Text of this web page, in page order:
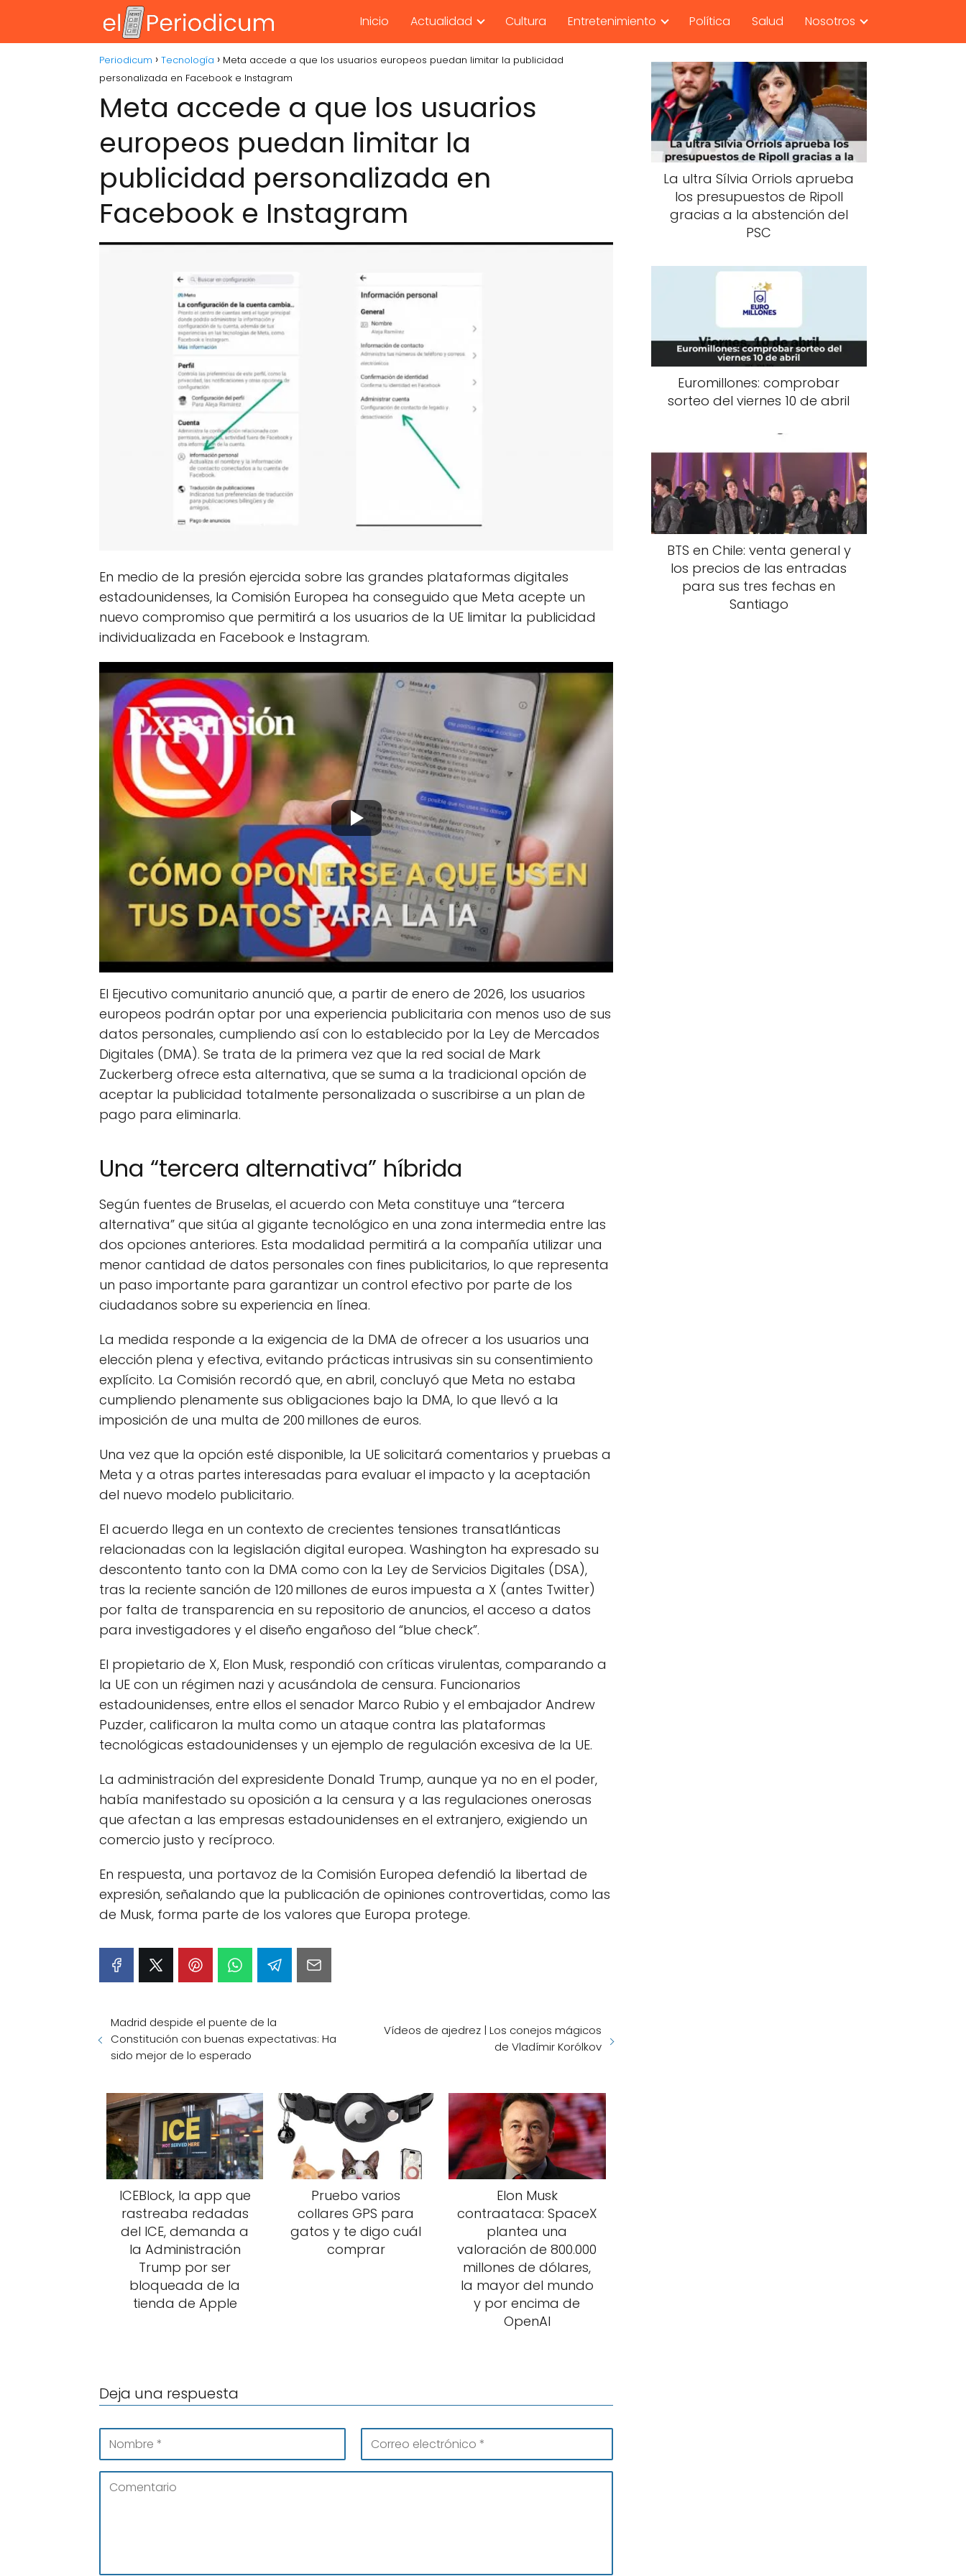
Inicio Actualidad Cultura Entretenimiento Política Salud Nosotros
Periodicum Tecnología
Meta accede a que los usuarios europeos puedan limitar la publicidad
personalizada en Facebook e Instagram
Meta accede a que los usuarios
europeos puedan limitar la
publicidad personalizada en
Facebook e Instagram
En medio de la presión ejercida sobre las grandes plataformas digitales
estadounidenses, la Comisión Europea ha conseguido que Meta acepte un
nuevo compromiso que permitirá a los usuarios de la UE limitar la publicidad
individualizada en Facebook e Instagram.
El Ejecutivo comunitario anunció que, a partir de enero de 2026, los usuarios
europeos podrán optar por una experiencia publicitaria con menos uso de sus
datos personales, cumpliendo así con lo establecido por la Ley de Mercados
Digitales (DMA). Se trata de la primera vez que la red social de Mark
Zuckerberg ofrece esta alternativa, que se suma a la tradicional opción de
aceptar la publicidad totalmente personalizada o suscribirse a un plan de
pago para eliminarla.
Una “tercera alternativa” híbrida
Según fuentes de Bruselas, el acuerdo con Meta constituye una “tercera
alternativa” que sitúa al gigante tecnológico en una zona intermedia entre las
dos opciones anteriores. Esta modalidad permitirá a la compañía utilizar una
menor cantidad de datos personales con fines publicitarios, lo que representa
un paso importante para garantizar un control efectivo por parte de los
ciudadanos sobre su experiencia en línea.
La medida responde a la exigencia de la DMA de ofrecer a los usuarios una
elección plena y efectiva, evitando prácticas intrusivas sin su consentimiento
explícito. La Comisión recordó que, en abril, concluyó que Meta no estaba
cumpliendo plenamente sus obligaciones bajo la DMA, lo que llevó a la
imposición de una multa de 200 millones de euros.
Una vez que la opción esté disponible, la UE solicitará comentarios y pruebas a
Meta y a otras partes interesadas para evaluar el impacto y la aceptación
del nuevo modelo publicitario.
El acuerdo llega en un contexto de crecientes tensiones transatlánticas
relacionadas con la legislación digital europea. Washington ha expresado su
descontento tanto con la DMA como con la Ley de Servicios Digitales (DSA),
tras la reciente sanción de 120 millones de euros impuesta a X (antes Twitter)
por falta de transparencia en su repositorio de anuncios, el acceso a datos
para investigadores y el diseño engañoso del “blue check”.
El propietario de X, Elon Musk, respondió con críticas virulentas, comparando a
la UE con un régimen nazi y acusándola de censura. Funcionarios
estadounidenses, entre ellos el senador Marco Rubio y el embajador Andrew
Puzder, calificaron la multa como un ataque contra las plataformas
tecnológicas estadounidenses y un ejemplo de regulación excesiva de la UE.
La administración del expresidente Donald Trump, aunque ya no en el poder,
había manifestado su oposición a la censura y a las regulaciones onerosas
que afectan a las empresas estadounidenses en el extranjero, exigiendo un
comercio justo y recíproco.
En respuesta, una portavoz de la Comisión Europea defendió la libertad de
expresión, señalando que la publicación de opiniones controvertidas, como las
de Musk, forma parte de los valores que Europa protege.
Madrid despide el puente de la
Constitución con buenas expectativas: Ha
sido mejor de lo esperado
Vídeos de ajedrez | Los conejos mágicos
de Vladímir Korólkov
ICEBlock, la app que
rastreaba redadas
del ICE, demanda a
la Administración
Trump por ser
bloqueada de la
tienda de Apple
Pruebo varios
collares GPS para
gatos y te digo cuál
comprar
Elon Musk
contraataca: SpaceX
plantea una
valoración de 800.000
millones de dólares,
la mayor del mundo
y por encima de
OpenAI
Deja una respuesta
La ultra Sílvia Orriols aprueba
los presupuestos de Ripoll
gracias a la abstención del
PSC
Euromillones: comprobar
sorteo del viernes 10 de abril
BTS en Chile: venta general y
los precios de las entradas
para sus tres fechas en
Santiago